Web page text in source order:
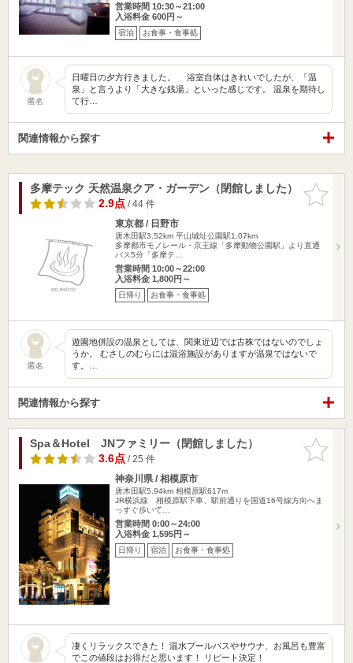
営業時間 10:30～21:00
入浴料金 600円～
宿泊 お食事・食事処
匿名
日曜日の夕方行きました。 浴室自体はきれいでしたが、「温
泉」と言うより「大きな銭湯」といった感じです。 温泉を期待し
て行…
関連情報から探す
お気に入
りに追加
多摩テック 天然温泉クア・ガーデン（閉館しました）
2.9点/ 44 件
東京都 / 日野市
唐木田駅3.52km 平山城址公園駅1.07km
多摩都市モノレール・京王線「多摩動物公園駅」より直通
バス5分「多摩テ…
営業時間 10:00～22:00
入浴料金 1,800円～
日帰り お食事・食事処
匿名
遊園地併設の温泉としては、関東近辺では古株ではないのでしょ
うか。 むさしのむらには温浴施設がありますが温泉ではないで
す。…
関連情報から探す
お気に入
りに追加
Spa＆Hotel JNファミリー（閉館しました）
3.6点/ 25 件
神奈川県 / 相模原市
唐木田駅5.94km 相模原駅617m
JR横浜線 相模原駅下車、駅前通りを国道16号線方向へま
っすぐ歩いて…
営業時間 0:00～24:00
入浴料金 1,595円～
日帰り 宿泊 お食事・食事処
凄くリラックスできた！ 温水プールバスやサウナ、お風呂も豊富
でこの値段はお得だと思います！ リピート決定！